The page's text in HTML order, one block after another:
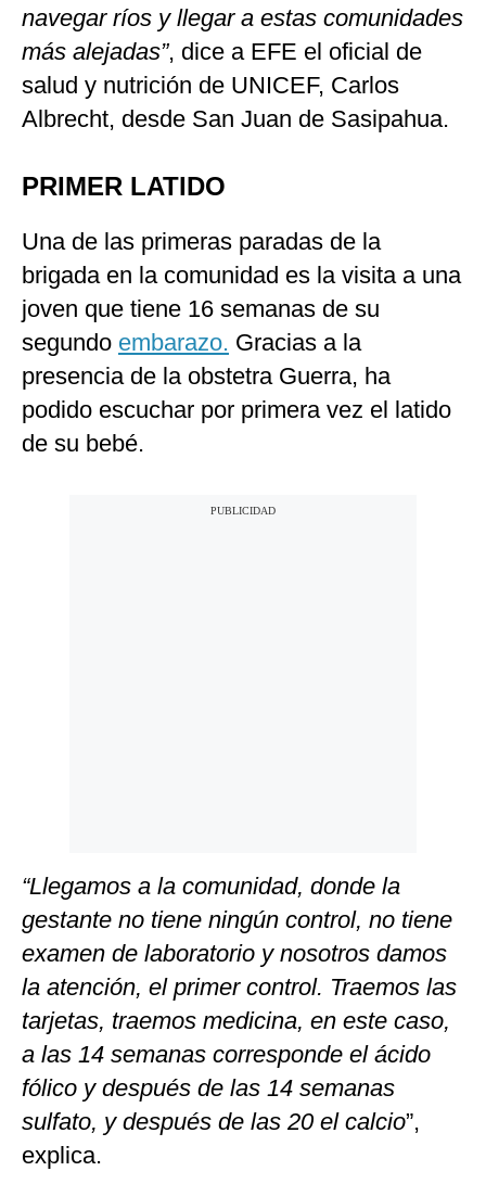
navegar ríos y llegar a estas comunidades
más alejadas”, dice a EFE el oficial de
salud y nutrición de UNICEF, Carlos
Albrecht, desde San Juan de Sasipahua.
PRIMER LATIDO
Una de las primeras paradas de la
brigada en la comunidad es la visita a una
joven que tiene 16 semanas de su
segundo embarazo. Gracias a la
presencia de la obstetra Guerra, ha
podido escuchar por primera vez el latido
de su bebé.
“Llegamos a la comunidad, donde la
gestante no tiene ningún control, no tiene
examen de laboratorio y nosotros damos
la atención, el primer control. Traemos las
tarjetas, traemos medicina, en este caso,
a las 14 semanas corresponde el ácido
fólico y después de las 14 semanas
sulfato, y después de las 20 el calcio”,
explica.